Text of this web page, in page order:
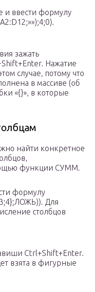
и ввести формулу
зажать
Нажатие
случае, потому что
в массиве (об
«{}», в которые
найти конкретное
функции СУММ.
формулу
Для
столбцов
Ctrl+Shift+Enter.
взята в фигурные